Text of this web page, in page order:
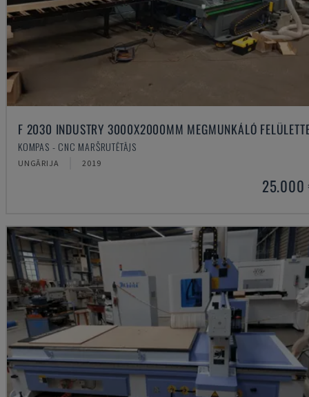
F 2030 INDUSTRY 3000X2000MM MEGMUNKÁLÓ
KOMPAS - CNC MARŠRUTĒTĀJS
UNGĀRIJA 2019
25.000